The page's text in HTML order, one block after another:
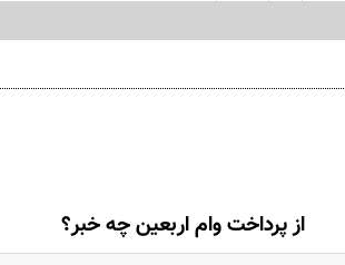
از پرداخت وام اربعین چه خبر؟